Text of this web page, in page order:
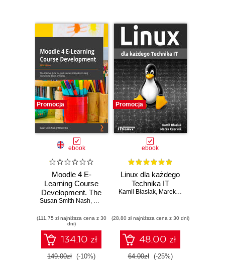
Promocja
ebook
Moodle 4 E-
Learning Course
Development. The
definitive guide to
courses in Moodle
4.0 using
instructional design
principles - Fifth
Edition
Susan Smith Nash, William Rice
(111,75 zł najniższa cena z 30
dni)
134.10 zł
149.00zł (-10%)
Promocja
ebook
Linux dla każdego
Technika IT
Kamil Błasiak, Marek Czerwik
(28,80 zł najniższa cena z 30 dni)
48.00 zł
64.00zł (-25%)